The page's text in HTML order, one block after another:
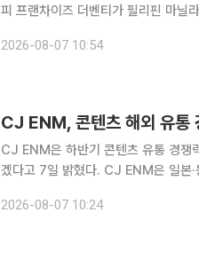
피 프랜차이즈 더벤티가 필리핀 마닐
2026-08-07 10:54
CJ ENM, 콘텐츠 해외 유통
CJ ENM은 하반기 콘텐츠 유통 경쟁
겠다고 7일 밝혔다. CJ ENM은 일본·동남아·북미 등 기존 주력 시장에서 콘텐츠 볼륨딜과 개별 판
벗어나 전 세계 동시 공개와 현지 프
2026-08-07 10:24